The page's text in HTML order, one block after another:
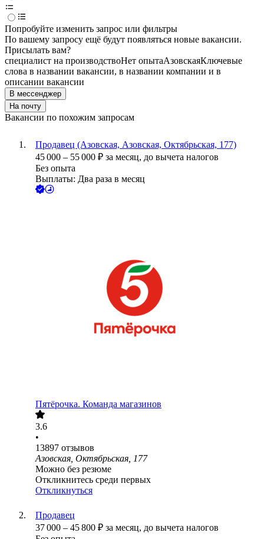
Попробуйте изменить запрос или фильтры
По вашему запросу ещё будут появляться новые вакансии.
Присылать вам?
специалист на производствоНет опытаАзовскаяКлючевые
слова в названии вакансии, в названии компании и в
описании вакансии
В мессенджер
На почту
Вакансии по похожим запросам
Продавец (Азовская, Азовская, Октябрьская, 177)
45 000 – 55 000 ₽ за месяц, до вычета налогов
Без опыта
Выплаты: Два раза в месяц
Пятёрочка. Команда магазинов
3.6
•
13897 отзывов
Азовская, Октябрьская, 177
Можно без резюме
Откликнитесь среди первых
Откликнуться
Продавец
37 000 – 45 800 ₽ за месяц, до вычета налогов